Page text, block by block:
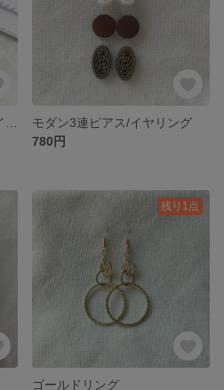
モダン3連ピアス/イヤリング
780円
残り1点
ゴールドリング